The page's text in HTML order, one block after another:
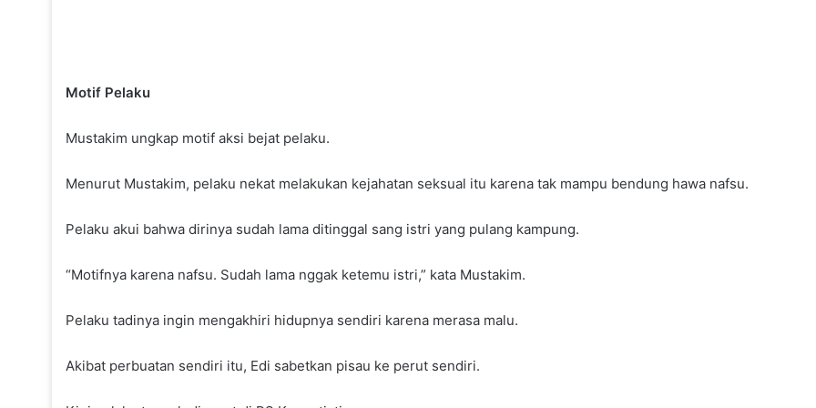
Motif Pelaku
Mustakim ungkap motif aksi bejat pelaku.
Menurut Mustakim, pelaku nekat melakukan kejahatan seksual itu karena tak mampu bendung hawa nafsu.
Pelaku akui bahwa dirinya sudah lama ditinggal sang istri yang pulang kampung.
“Motifnya karena nafsu. Sudah lama nggak ketemu istri,” kata Mustakim.
Pelaku tadinya ingin mengakhiri hidupnya sendiri karena merasa malu.
Akibat perbuatan sendiri itu, Edi sabetkan pisau ke perut sendiri.